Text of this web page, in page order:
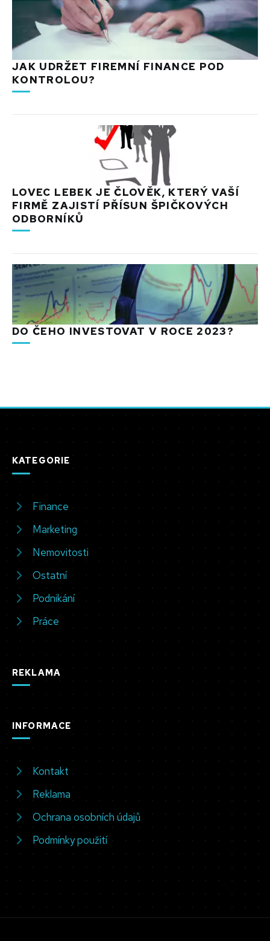
JAK UDRŽET FIREMNÍ FINANCE POD
KONTROLOU?
LOVEC LEBEK JE ČLOVĚK, KTERÝ VAŠÍ
FIRMĚ ZAJISTÍ PŘÍSUN ŠPIČKOVÝCH
ODBORNÍKŮ
DO ČEHO INVESTOVAT V ROCE 2023?
KATEGORIE
Finance
Marketing
Nemovitosti
Ostatní
Podnikání
Práce
REKLAMA
INFORMACE
Kontakt
Reklama
Ochrana osobních údajů
Podmínky použití